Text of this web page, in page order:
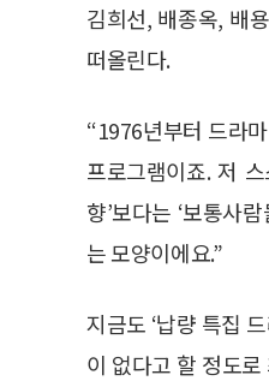
김희선, 배종옥, 배
떠올린다.
“1976년부터 드라
프로그램이죠. 저
향’보다는 ‘보통사
는 모양이에요.”
지금도 ‘납량 특집
이 없다고 할 정도